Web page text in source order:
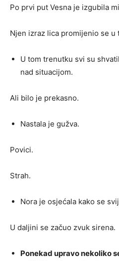
Po prvi put Vesna je izgubila
Njen izraz lica promijenio se u
U tom trenutku svi su
nad situacijom.
Ali bilo je prekasno.
Nastala je gužva.
Povici.
Strah.
Nora je osjećala kako se
U daljini se začuo zvuk sirena.
Ponekad upravo nekoliko